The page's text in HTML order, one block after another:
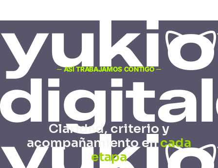
─ ASÍ TRABAJAMOS CONTIGO ─
Claridad, criterio y
acompañamiento encada
etapa